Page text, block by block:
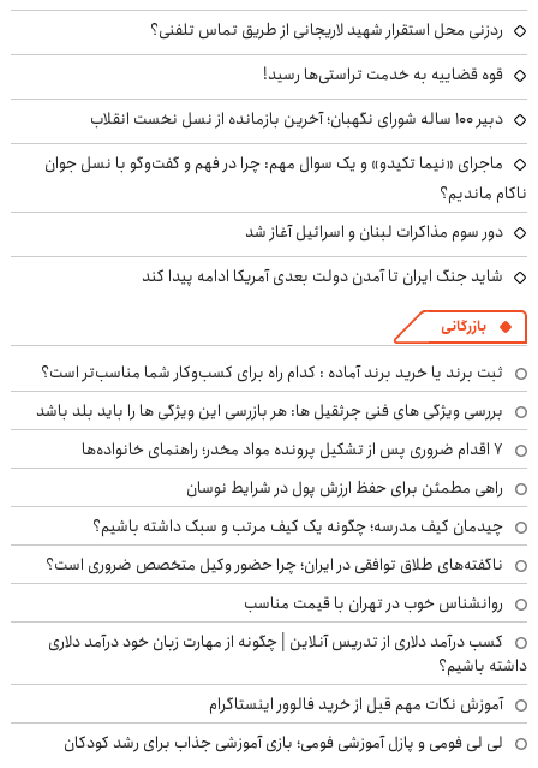
ردزنی محل استقرار شهید لاریجانی از طریق تماس تلفنی؟
قوه قضاییه به خدمت تراستی‌ها رسید!
دبیر ۱۰۰ ساله شورای نگهبان؛ آخرین بازمانده از نسل نخست انقلاب
ماجرای «نیما تکیدو» و یک سوال مهم: چرا در فهم و گفت‌وگو با نسل جوان
ناکام ماندیم؟
دور سوم مذاکرات لبنان و اسرائیل آغاز شد
شاید جنگ ایران تا آمدن دولت بعدی آمریکا ادامه پیدا کند
بازرگانی
ثبت برند یا خرید برند آماده : کدام راه برای کسب‌وکار شما مناسب‌تر است؟
بررسی ویژگی های فنی جرثقیل ها: هر بازرسی این ویژگی ها را باید بلد باشد
۷ اقدام ضروری پس از تشکیل پرونده مواد مخدر؛ راهنمای خانواده‌ها
راهی مطمئن برای حفظ ارزش پول در شرایط نوسان
چیدمان کیف مدرسه؛ چگونه یک کیف مرتب و سبک داشته باشیم؟
ناگفته‌های طلاق توافقی در ایران؛ چرا حضور وکیل متخصص ضروری است؟
روانشناس خوب در تهران با قیمت مناسب
کسب درآمد دلاری از تدریس آنلاین | چگونه از مهارت زبان خود درآمد دلاری
داشته باشیم؟
آموزش نکات مهم قبل از خرید فالوور اینستاگرام
لی لی فومی و پازل آموزشی فومی؛ بازی آموزشی جذاب برای رشد کودکان